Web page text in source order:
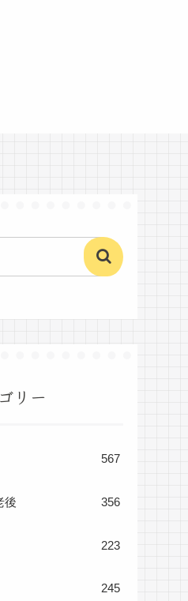
リー
567
後 356
223
245